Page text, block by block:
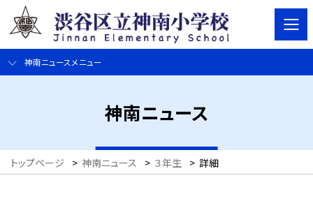
神南ニュースメニュー
神南ニュース
トップページ > 神南ニュース > ３年生 > 詳細